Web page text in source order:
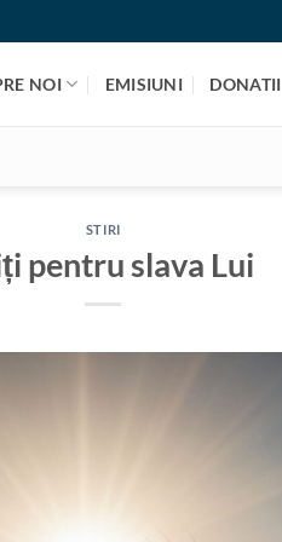
NOI EMISIUNI DONATII
STIRI
pentru slava Lui